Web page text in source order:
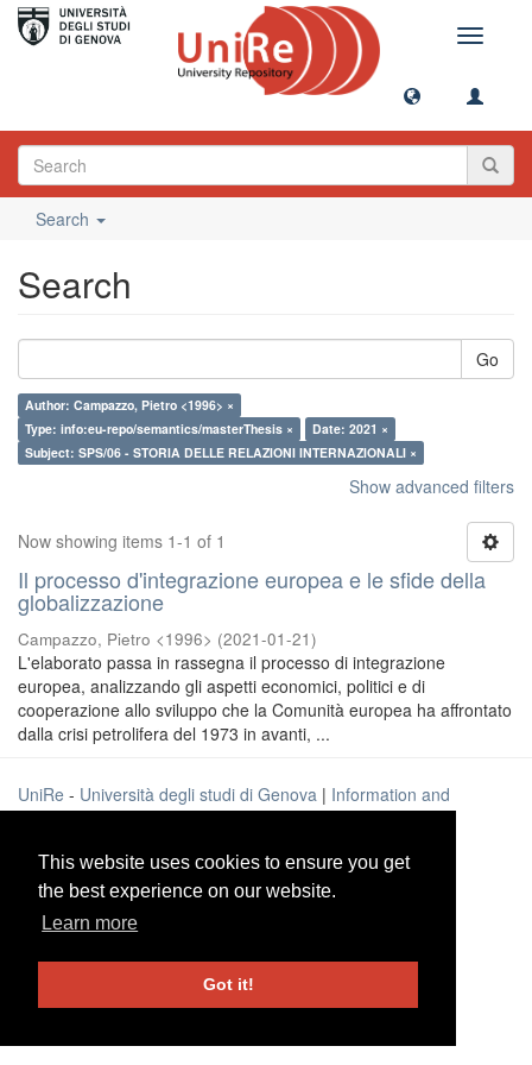
This website uses cookies to ensure you get
the best experience on our website.
Learn more
Got it!
This website uses cookies to ensure you get
the best experience on our website.
Learn more
Got it!
Toggle
Search
Search
Go
Author: Campazzo, Pietro <1996> ×
Type: info:eu-repo/semantics/masterThesis ×
Date: 2021 ×
Subject: SPS/06 - STORIA DELLE RELAZIONI INTERNAZIONALI ×
Show advanced filters
Now showing items 1-1 of 1
Il processo d'integrazione europea e le sfide della
globalizzazione
Campazzo, Pietro <1996> (2021-01-21)
L'elaborato passa in rassegna il processo di integrazione
europea, analizzando gli aspetti economici, politici e di
cooperazione allo sviluppo che la Comunità europea ha affrontato
dalla crisi petrolifera del 1973 in avanti, ...
UniRe - Università degli studi di Genova | Information and
Contacts